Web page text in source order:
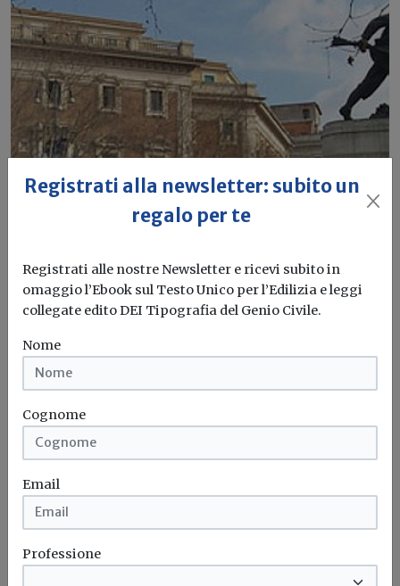
Insediato il comitato di
coordinamento per la normazione e
regolazione tecnica nel settore delle
costruzioni
Il comitato, insediatosi presso il Csllpp, è composto da
rappresentanti del Consiglio...
Costruzioni Comitato Normazione CSLLPP ...
Registrati alla newsletter: subito un
regalo per te
Registrati alle nostre Newsletter e ricevi subito in
omaggio l’Ebook sul Testo Unico per l’Edilizia e leggi
collegate edito DEI Tipografia del Genio Civile.
Nome
Cognome
Email
Professione